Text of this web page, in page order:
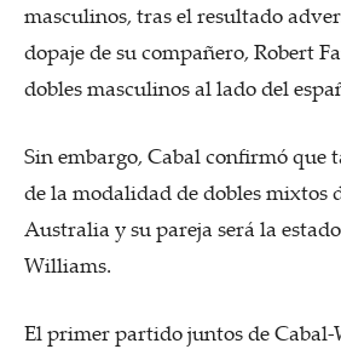
masculinos, tras el resultado
dopaje de su compañero, Robert
dobles masculinos al lado del
Sin embargo, Cabal confirmó que
de la modalidad de dobles mixtos
Australia y su pareja será la
Williams.
El primer partido juntos de